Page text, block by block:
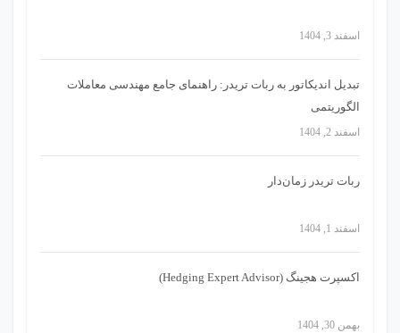
اسفند 3, 1404
تبدیل اندیکاتور به ربات تریدر: راهنمای جامع مهندسی معاملات
الگوریتمی
اسفند 2, 1404
ربات تریدر زمان‌دار
اسفند 1, 1404
اکسپرت هجینگ (Hedging Expert Advisor)
بهمن 30, 1404